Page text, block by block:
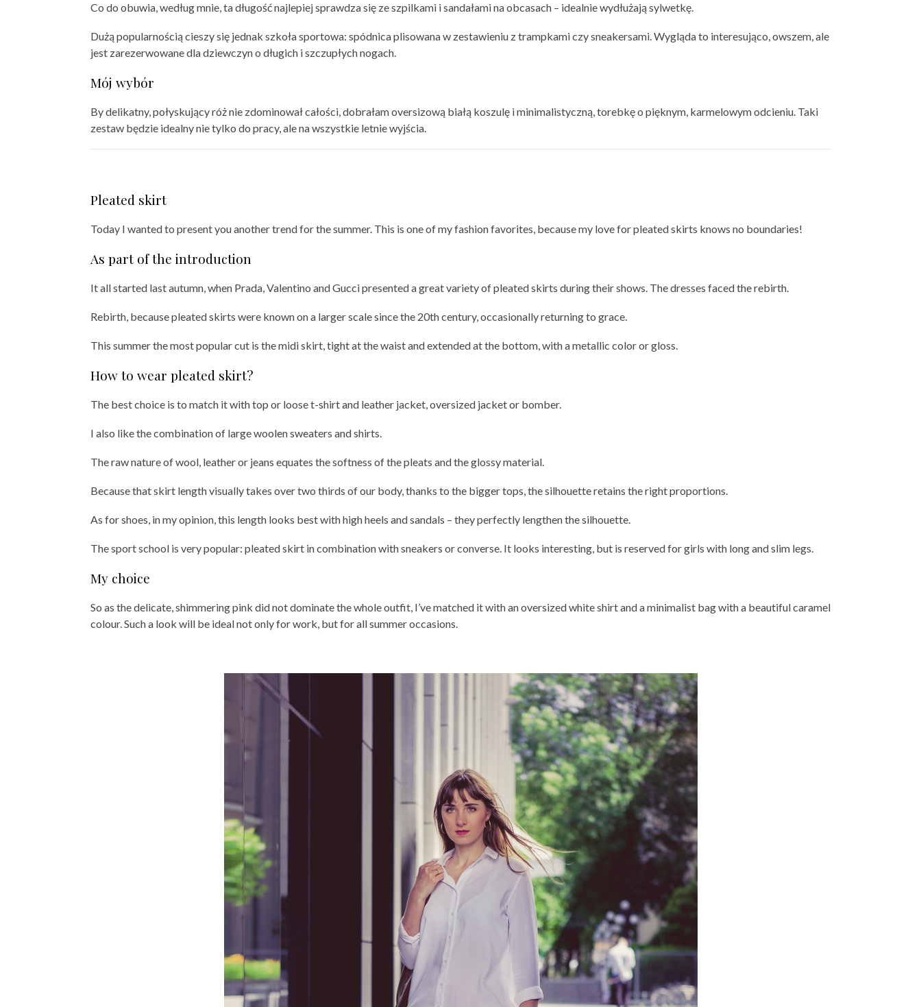
Co do obuwia, według mnie, ta długość najlepiej sprawdza się ze szpilkami i sandałami na obcasach – idealnie wydłużają sylwetkę.
Dużą popularnością cieszy się jednak szkoła sportowa: spódnica plisowana w zestawieniu z trampkami czy sneakersami. Wygląda to interesująco, owszem, ale
jest zarezerwowane dla dziewczyn o długich i szczupłych nogach.
Mój wybór
By delikatny, połyskujący róż nie zdominował całości, dobrałam oversizową białą koszulę i minimalistyczną, torebkę o pięknym, karmelowym odcieniu. Taki
zestaw będzie idealny nie tylko do pracy, ale na wszystkie letnie wyjścia.
Pleated skirt
Today I wanted to present you another trend for the summer. This is one of my fashion favorites, because my love for pleated skirts knows no boundaries!
As part of the introduction
It all started last autumn, when Prada, Valentino and Gucci presented a great variety of pleated skirts during their shows. The dresses faced the rebirth.
Rebirth, because pleated skirts were known on a larger scale since the 20th century, occasionally returning to grace.
This summer the most popular cut is the midi skirt, tight at the waist and extended at the bottom, with a metallic color or gloss.
How to wear pleated skirt?
The best choice is to match it with top or loose t-shirt and leather jacket, oversized jacket or bomber.
I also like the combination of large woolen sweaters and shirts.
The raw nature of wool, leather or jeans equates the softness of the pleats and the glossy material.
Because that skirt length visually takes over two thirds of our body, thanks to the bigger tops, the silhouette retains the right proportions.
As for shoes, in my opinion, this length looks best with high heels and sandals – they perfectly lengthen the silhouette.
The sport school is very popular: pleated skirt in combination with sneakers or converse. It looks interesting, but is reserved for girls with long and slim legs.
My choice
So as the delicate, shimmering pink did not dominate the whole outfit, I’ve matched it with an oversized white shirt and a minimalist bag with a beautiful caramel
colour. Such a look will be ideal not only for work, but for all summer occasions.